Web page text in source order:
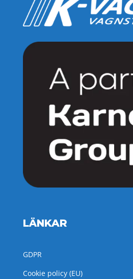
LÄNKAR
GDPR
Cookie policy (EU)